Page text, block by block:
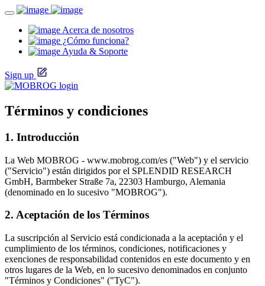
Acerca de nosotros
¿Cómo funciona?
Ayuda & Soporte
Sign up
Términos y condiciones
1. Introducción
La Web MOBROG - www.mobrog.com/es ("Web") y el servicio
("Servicio") están dirigidos por el SPLENDID RESEARCH
GmbH, Barmbeker Straße 7a, 22303 Hamburgo, Alemania
(denominado en lo sucesivo "MOBROG").
2. Aceptación de los Términos
La suscripción al Servicio está condicionada a la aceptación y el
cumplimiento de los términos, condiciones, notificaciones y
exenciones de responsabilidad contenidos en este documento y en
otros lugares de la Web, en lo sucesivo denominados en conjunto
"Términos y Condiciones" ("TyC").